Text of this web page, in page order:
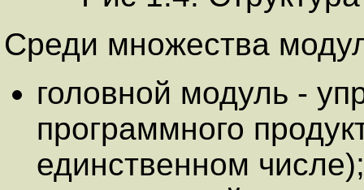
Среди множества
головной модуль -
программного
единственном числе);